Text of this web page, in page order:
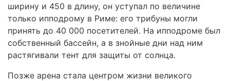
ширину и 450 в длину, он уступал по величине
только ипподрому в Риме: его трибуны могли
принять до 40 000 посетителей. На ипподроме был
собственный бассейн, а в знойные дни над ним
растягивали тент для защиты от солнца.
Позже арена стала центром жизни великого